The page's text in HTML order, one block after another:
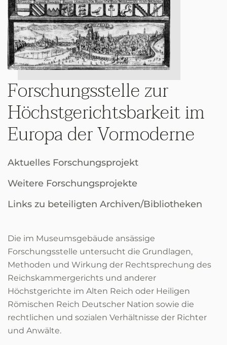
Forschungsstelle zur
Höchstgerichtsbarkeit im
Europa der Vormoderne
Aktuelles Forschungsprojekt
Weitere Forschungsprojekte
Links zu beteiligten Archiven/Bibliotheken
Die im Museumsgebäude ansässige
Forschungsstelle untersucht die Grundlagen,
Methoden und Wirkung der Rechtsprechung des
Reichskammergerichts und anderer
Höchstgerichte im Alten Reich oder Heiligen
Römischen Reich Deutscher Nation sowie die
rechtlichen und sozialen Verhältnisse der Richter
und Anwälte.